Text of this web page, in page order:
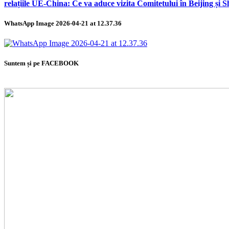
relațiile UE-China: Ce va aduce vizita Comitetului în Beijing și
WhatsApp Image 2026-04-21 at 12.37.36
Suntem și pe FACEBOOK